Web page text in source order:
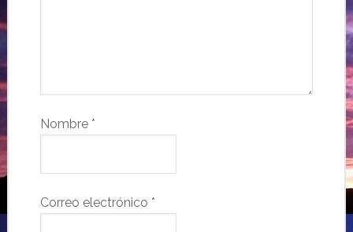
Nombre *
Correo electrónico *